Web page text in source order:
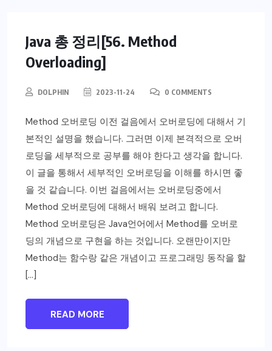
Java 총 정리[56. Method
Overloading]
DOLPHIN 2023-11-24 0 COMMENTS
Method 오버로딩 이전 걸음에서 오버로딩에 대해서 기
본적인 설명을 했습니다. 그러면 이제 본격적으로 오버
로딩을 세부적으로 공부를 해야 한다고 생각을 합니다.
이 글을 통해서 세부적인 오버로딩을 이해를 하시면 좋
을 것 같습니다. 이번 걸음에서는 오버로딩중에서
Method 오버로딩에 대해서 배워 보려고 합니다.
Method 오버로딩은 Java언어에서 Method를 오버로
딩의 개념으로 구현을 하는 것입니다. 오랜만이지만
Method는 함수랑 같은 개념이고 프로그래밍 동작을 할
[…]
READ MORE